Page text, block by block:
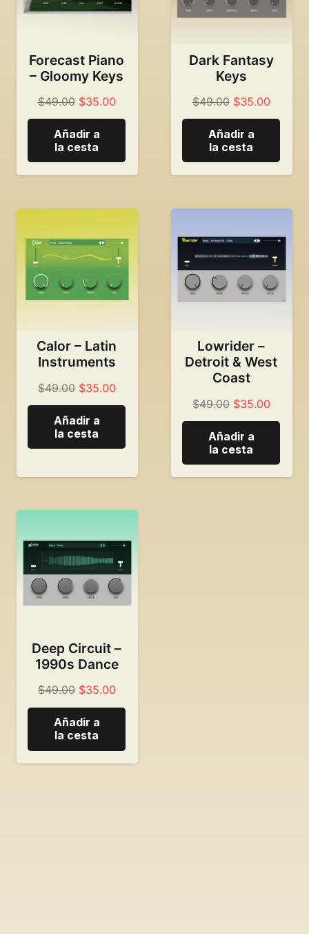
Forecast Piano
– Gloomy Keys
$49.00 Precio
original:
49,00
$35.00El
precio
es
de:
Añadir a
la cesta
Dark Fantasy
Keys
$49.00 Precio
original:
49,00
$35.00El
precio
es
de:
Añadir a
la cesta
Calor – Latin
Instruments
$49.00 Precio
original:
49,00
$35.00El
precio
es
Añadir a
la cesta
Lowrider –
Detroit & West
Coast
$49.00 Precio
original:
49,00
$35.00El
precio
es
de:
Añadir a
la cesta
Deep Circuit –
1990s Dance
$49.00 Precio
original:
49,00
$35.00El
precio
es
de:
Añadir a
la cesta